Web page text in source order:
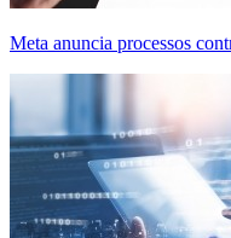
Meta anuncia processos